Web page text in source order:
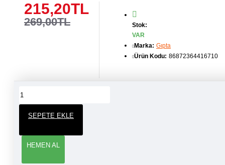
215,20TL
269,00TL
Stok:
VAR
Marka: Gıpta
Ürün Kodu: 86872364416710
SEPETE EKLE
HEMEN AL
ÜRÜN YORUMLARI